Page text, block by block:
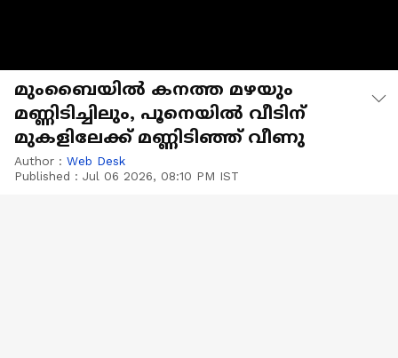
മുംബൈയിൽ കനത്ത മഴയും
മണ്ണിടിച്ചിലും, പൂനെയിൽ വീടിന്
മുകളിലേക്ക് മണ്ണിടിഞ്ഞ് വീണു
Author : Web Desk
Published : Jul 06 2026, 08:10 PM IST